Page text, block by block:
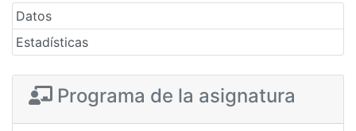
Datos
Estadísticas
Programa de la asignatura